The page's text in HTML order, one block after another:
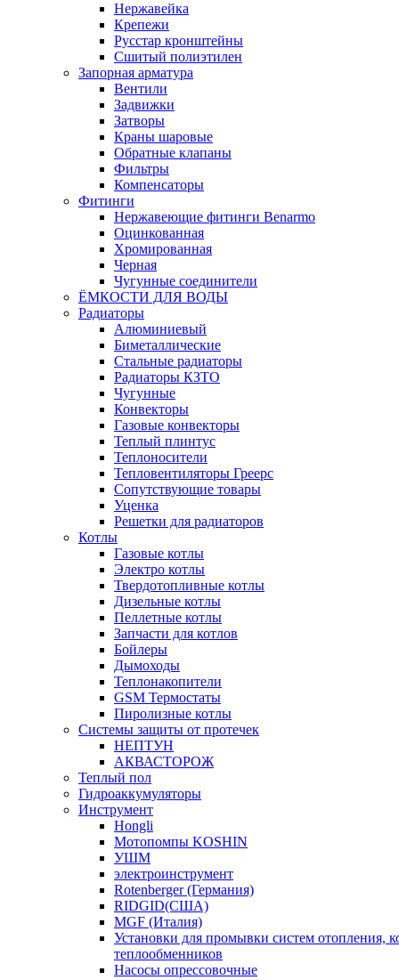
Нержавейка
Крепежи
Русстар кронштейны
Сшитый полиэтилен
Запорная арматура
Вентили
Задвижки
Затворы
Краны шаровые
Обратные клапаны
Фильтры
Компенсаторы
Фитинги
Нержавеющие фитинги Benarmo
Оцинкованная
Хромированная
Черная
Чугунные соединители
ЁМКОСТИ ДЛЯ ВОДЫ
Радиаторы
Алюминиевый
Биметаллические
Стальные радиаторы
Радиаторы КЗТО
Чугунные
Конвекторы
Газовые конвекторы
Теплый плинтус
Теплоносители
Тепловентиляторы Греерс
Сопутствующие товары
Уценка
Решетки для радиаторов
Котлы
Газовые котлы
Электро котлы
Твердотопливные котлы
Дизельные котлы
Пеллетные котлы
Запчасти для котлов
Бойлеры
Дымоходы
Теплонакопители
GSM Термостаты
Пиролизные котлы
Системы защиты от протечек
НЕПТУН
АКВАСТОРОЖ
Теплый пол
Гидроаккумуляторы
Инструмент
Hongli
Мотопомпы KOSHIN
УШМ
электроинструмент
Rotenberger (Германия)
RIDGID(США)
MGF (Италия)
Установки для промывки систем отопления,
теплообменников
Насосы опрессовочные